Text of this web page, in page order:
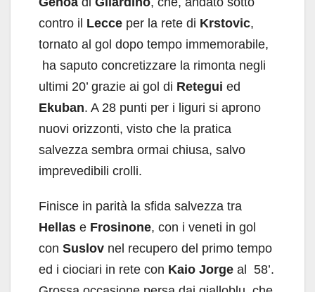
contro il Lecce per la rete di Krstovic,
tornato al gol dopo tempo immemorabile,
ha saputo concretizzare la rimonta negli
ultimi 20’ grazie ai gol di Retegui ed
Ekuban. A 28 punti per i liguri si aprono
nuovi orizzonti, visto che la pratica
salvezza sembra ormai chiusa, salvo
imprevedibili crolli.
Finisce in parità la sfida salvezza tra
Hellas e Frosinone, con i veneti in gol
con Suslov nel recupero del primo tempo
ed i ciociari in rete con Kaio Jorge al 58’.